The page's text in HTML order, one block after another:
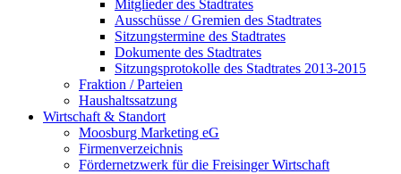
Mitglieder des Stadtrates
Ausschüsse / Gremien des Stadtrates
Sitzungstermine des Stadtrates
Dokumente des Stadtrates
Sitzungsprotokolle des Stadtrates 2013-2015
Fraktion / Parteien
Haushaltssatzung
Wirtschaft & Standort
Moosburg Marketing eG
Firmenverzeichnis
Fördernetzwerk für die Freisinger Wirtschaft